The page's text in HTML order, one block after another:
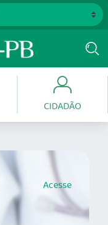
CIDADÃO
Acesse